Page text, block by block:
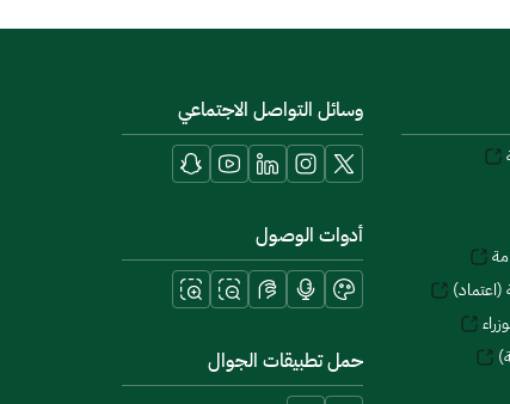
وسائل التواصل الاجتماعي
أدوات الوصول
حمل تطبيقات الجوال